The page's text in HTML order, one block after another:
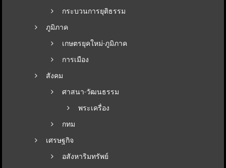
กระบวนการยุติธรรม
ภูมิภาค
เกษตรยุคใหม่-ภูมิภาค
การเมือง
สังคม
ศาสนา-วัฒนธรรม
พระเครื่อง
กทม
เศรษฐกิจ
อสังหาริมทรัพย์